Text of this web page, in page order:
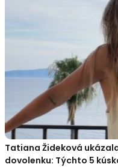
Tatiana Žideková
dovolenku: Týchto 5